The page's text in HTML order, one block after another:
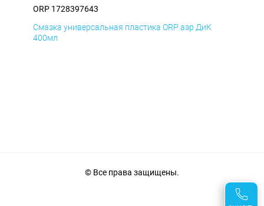
ORP 1728397643
Смазка универсальная пластика ORP аэр ДиК
400мл
© Все права защищены.